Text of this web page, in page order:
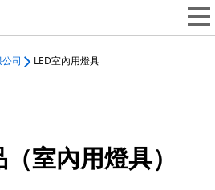
司 LED室內用燈具
室內用燈具）